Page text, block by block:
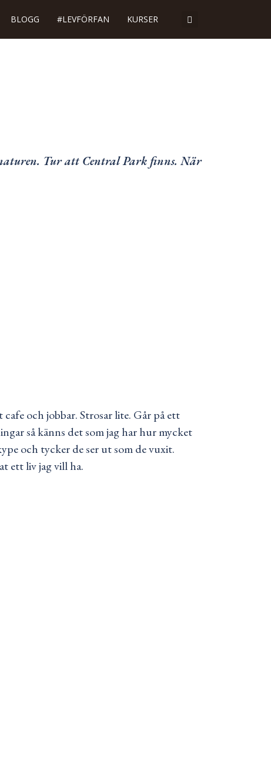
BLOGG #LEVFÖRFAN KURSER
Tur att Central Park finns. När
och jobbar. Strosar lite. Går på ett
så känns det som jag har hur mycket
och tycker de ser ut som de vuxit.
ett liv jag vill ha.